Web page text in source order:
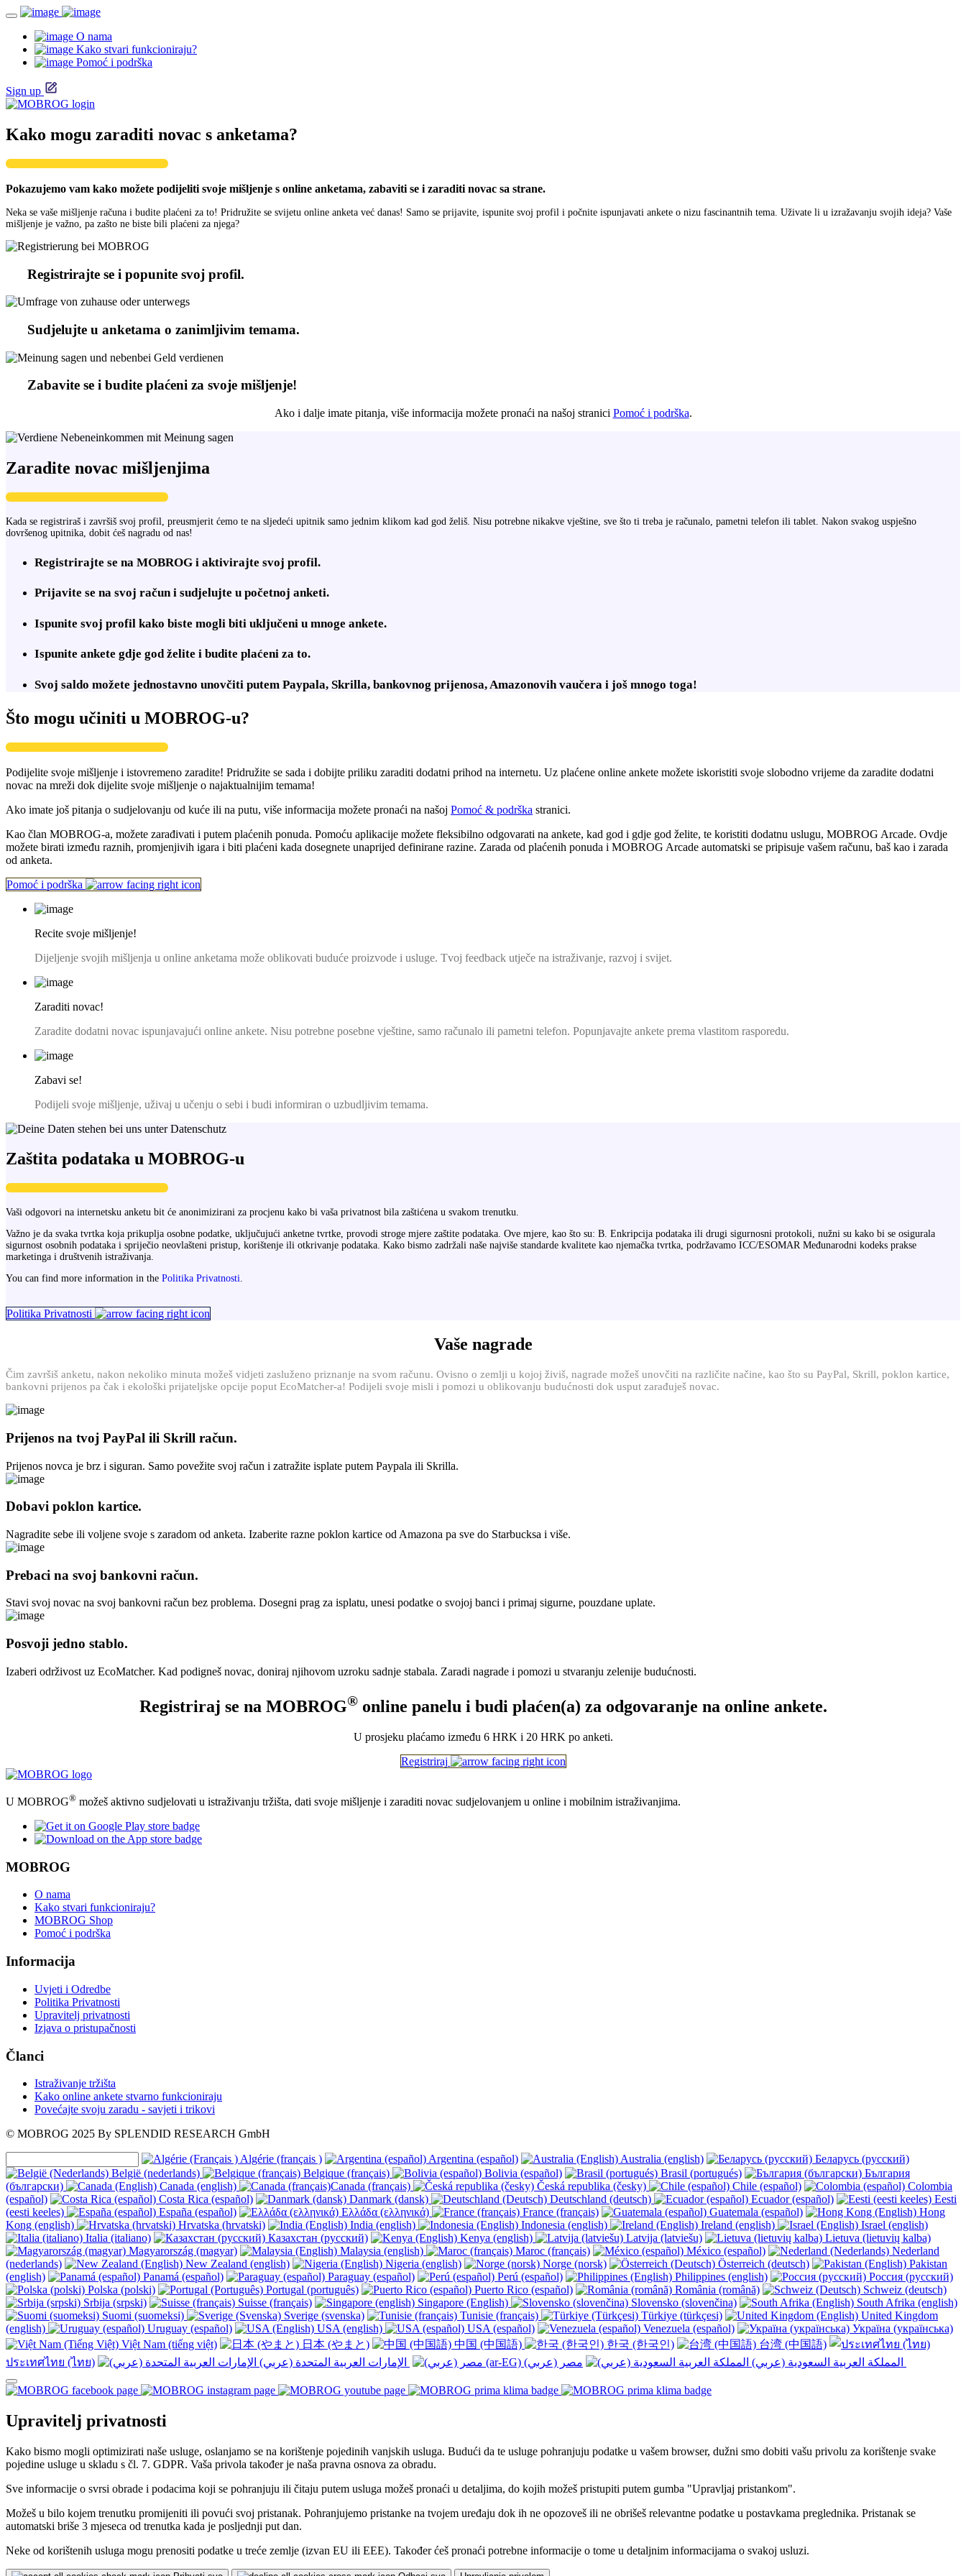
O nama
Kako stvari funkcioniraju?
Pomoć i podrška
Sign up
Kako mogu zaraditi novac s anketama?
Pokazujemo vam kako možete podijeliti svoje mišljenje s online anketama, zabaviti se i zaraditi novac sa strane.
Neka se vaše mišljenje računa i budite plaćeni za to! Pridružite se svijetu online anketa već danas! Samo se prijavite, ispunite svoj profil i počnite ispunjavati ankete o nizu fascinantnih tema. Uživate li u izražavanju svojih ideja? Vaše
mišljenje je važno, pa zašto ne biste bili plaćeni za njega?
Registrirajte se i popunite svoj profil.
Sudjelujte u anketama o zanimljivim temama.
Zabavite se i budite plaćeni za svoje mišljenje!
Ako i dalje imate pitanja, više informacija možete pronaći na našoj stranici Pomoć i podrška.
Zaradite novac mišljenjima
Kada se registriraš i završiš svoj profil, preusmjerit ćemo te na sljedeći upitnik samo jednim klikom kad god želiš. Nisu potrebne nikakve vještine, sve što ti treba je računalo, pametni telefon ili tablet. Nakon svakog uspješno
dovršenog upitnika, dobit ćeš nagradu od nas!
Registrirajte se na MOBROG i aktivirajte svoj profil.
Prijavite se na svoj račun i sudjelujte u početnoj anketi.
Ispunite svoj profil kako biste mogli biti uključeni u mnoge ankete.
Ispunite ankete gdje god želite i budite plaćeni za to.
Svoj saldo možete jednostavno unovčiti putem Paypala, Skrilla, bankovnog prijenosa, Amazonovih vaučera i još mnogo toga!
Što mogu učiniti u MOBROG-u?
Podijelite svoje mišljenje i istovremeno zaradite! Pridružite se sada i dobijte priliku zaraditi dodatni prihod na internetu. Uz plaćene online ankete možete iskoristiti svoje slobodno vrijeme da zaradite dodatni
novac na mreži dok dijelite svoje mišljenje o najaktualnijim temama!
Ako imate još pitanja o sudjelovanju od kuće ili na putu, više informacija možete pronaći na našoj Pomoć & podrška stranici.
Kao član MOBROG-a, možete zarađivati i putem plaćenih ponuda. Pomoću aplikacije možete fleksibilno odgovarati na ankete, kad god i gdje god želite, te koristiti dodatnu uslugu, MOBROG Arcade. Ovdje
možete birati između raznih, promjenjivih igara i biti plaćeni kada dosegnete unaprijed definirane razine. Zarada od plaćenih ponuda i MOBROG Arcade automatski se pripisuje vašem računu, baš kao i zarada
od anketa.
Pomoć i podrška
Recite svoje mišljenje!
Dijeljenje svojih mišljenja u online anketama može oblikovati buduće proizvode i usluge. Tvoj feedback utječe na istraživanje, razvoj i svijet.
Zaraditi novac!
Zaradite dodatni novac ispunjavajući online ankete. Nisu potrebne posebne vještine, samo računalo ili pametni telefon. Popunjavajte ankete prema vlastitom rasporedu.
Zabavi se!
Podijeli svoje mišljenje, uživaj u učenju o sebi i budi informiran o uzbudljivim temama.
Zaštita podataka u MOBROG-u
Vaši odgovori na internetsku anketu bit će anonimizirani za procjenu kako bi vaša privatnost bila zaštićena u svakom trenutku.
Važno je da svaka tvrtka koja prikuplja osobne podatke, uključujući anketne tvrtke, provodi stroge mjere zaštite podataka. Ove mjere, kao što su: B. Enkripcija podataka ili drugi sigurnosni protokoli, nužni su kako bi se osigurala
sigurnost osobnih podataka i spriječio neovlašteni pristup, korištenje ili otkrivanje podataka. Kako bismo zadržali naše najviše standarde kvalitete kao njemačka tvrtka, podržavamo ICC/ESOMAR Međunarodni kodeks prakse
marketinga i društvenih istraživanja.
You can find more information in the Politika Privatnosti.
Politika Privatnosti
Vaše nagrade
Čim završiš anketu, nakon nekoliko minuta možeš vidjeti zasluženo priznanje na svom računu. Ovisno o zemlji u kojoj živiš, nagrade možeš unovčiti na različite načine, kao što su PayPal, Skrill, poklon kartice,
bankovni prijenos pa čak i ekološki prijateljske opcije poput EcoMatcher-a! Podijeli svoje misli i pomozi u oblikovanju budućnosti dok usput zarađuješ novac.
Prijenos na tvoj PayPal ili Skrill račun.
Prijenos novca je brz i siguran. Samo povežite svoj račun i zatražite isplate putem Paypala ili Skrilla.
Dobavi poklon kartice.
Nagradite sebe ili voljene svoje s zaradom od anketa. Izaberite razne poklon kartice od Amazona pa sve do Starbucksa i više.
Prebaci na svoj bankovni račun.
Stavi svoj novac na svoj bankovni račun bez problema. Dosegni prag za isplatu, unesi podatke o svojoj banci i primaj sigurne, pouzdane uplate.
Posvoji jedno stablo.
Izaberi održivost uz EcoMatcher. Kad podigneš novac, doniraj njihovom uzroku sadnje stabala. Zaradi nagrade i pomozi u stvaranju zelenije budućnosti.
Registriraj se na MOBROG®online panelu i budi plaćen(a) za odgovaranje na online ankete.
U prosjeku plaćamo između 6 HRK i 20 HRK po anketi.
Registriraj
U MOBROG® možeš aktivno sudjelovati u istraživanju tržišta, dati svoje mišljenje i zaraditi novac sudjelovanjem u online i mobilnim istraživanjima.
MOBROG
O nama
Kako stvari funkcioniraju?
MOBROG Shop
Pomoć i podrška
Informacija
Uvjeti i Odredbe
Politika Privatnosti
Upravitelj privatnosti
Izjava o pristupačnosti
Članci
Istraživanje tržišta
Kako online ankete stvarno funkcioniraju
Povećajte svoju zaradu - savjeti i trikovi
© MOBROG 2025 By SPLENDID RESEARCH GmbH
Algérie (français ) Argentina (español) Australia (english)
Беларусь (русский)
België (nederlands)
Belgique (français) Bolivia (español) Brasil (portugués)
България
(български)
Canada (english) Canada (français) Česká republika (česky) Chile (español)
Colombia
(español)
Costa Rica (español) Danmark (dansk) Deutschland (deutsch) Ecuador (español)
Eesti
(eesti keeles)
España (español) Ελλάδα (ελληνικά) France (français) Guatemala (español)
Hong
Kong (english)
Hrvatska (hrvatski) India (english) Indonesia (english) Ireland (english)
Israel (english)
Italia (italiano)
Казахстан (русский) Kenya (english) Latvija (latviešu)
Lietuva (lietuvių kalba)
Magyarország (magyar)
Malaysia (english) Maroc (français) México (español)
Nederland
(nederlands)
New Zealand (english) Nigeria (english) Norge (norsk) Österreich (deutsch)
Pakistan
(english)
Panamá (español) Paraguay (español) Perú (español) Philippines (english)
Россия (русский)
Polska (polski)
Portugal (português) Puerto Rico (español) România (română)
Schweiz (deutsch)
Srbija (srpski)
Suisse (français) Singapore (English) Slovensko (slovenčina)
South Afrika (english)
Suomi (suomeksi)
Sverige (svenska) Tunisie (français) Türkiye (türkçesi)
United Kingdom
(english)
Uruguay (español) USA (english) USA (español) Venezuela (español)
Україна (українська)
Việt Nam (tiếng việt)
日本 (やまと) 中国 (中国語) 한국 (한국인)
台湾 (中国語)
ประเทศไทย (ไทย)
Upravitelj privatnosti
Kako bismo mogli optimizirati naše usluge, oslanjamo se na korištenje pojedinih vanjskih usluga. Budući da te usluge pohranjuju podatke u vašem browser, dužni smo dobiti vašu privolu za korištenje svake
pojedine usluge u skladu s čl. 7. GDPR. Vaša privola također je naša pravna osnova za obradu.
Sve informacije o svrsi obrade i podacima koji se pohranjuju ili čitaju putem usluga možeš pronaći u detaljima, do kojih možeš pristupiti putem gumba "Upravljaj pristankom".
Možeš u bilo kojem trenutku promijeniti ili povući svoj pristanak. Pohranjujemo pristanke na tvojem uređaju dok ih ne opozoveš ili ne obrišeš relevantne podatke u postavkama preglednika. Pristanak se
automatski briše 3 mjeseca od trenutka kada je posljednji put dan.
Neke od korištenih usluga mogu prenositi podatke u treće zemlje (izvan EU ili EEE). Također ćeš pronaći potrebne informacije o tome u detaljnim informacijama o svakoj usluzi.